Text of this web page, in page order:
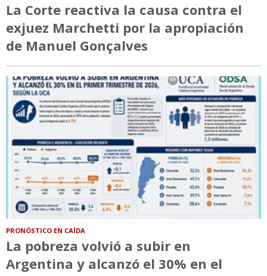
La Corte reactiva la causa contra el
exjuez Marchetti por la apropiación
de Manuel Gonçalves
PRONÓSTICO EN CAÍDA
La pobreza volvió a subir en
Argentina y alcanzó el 30% en el